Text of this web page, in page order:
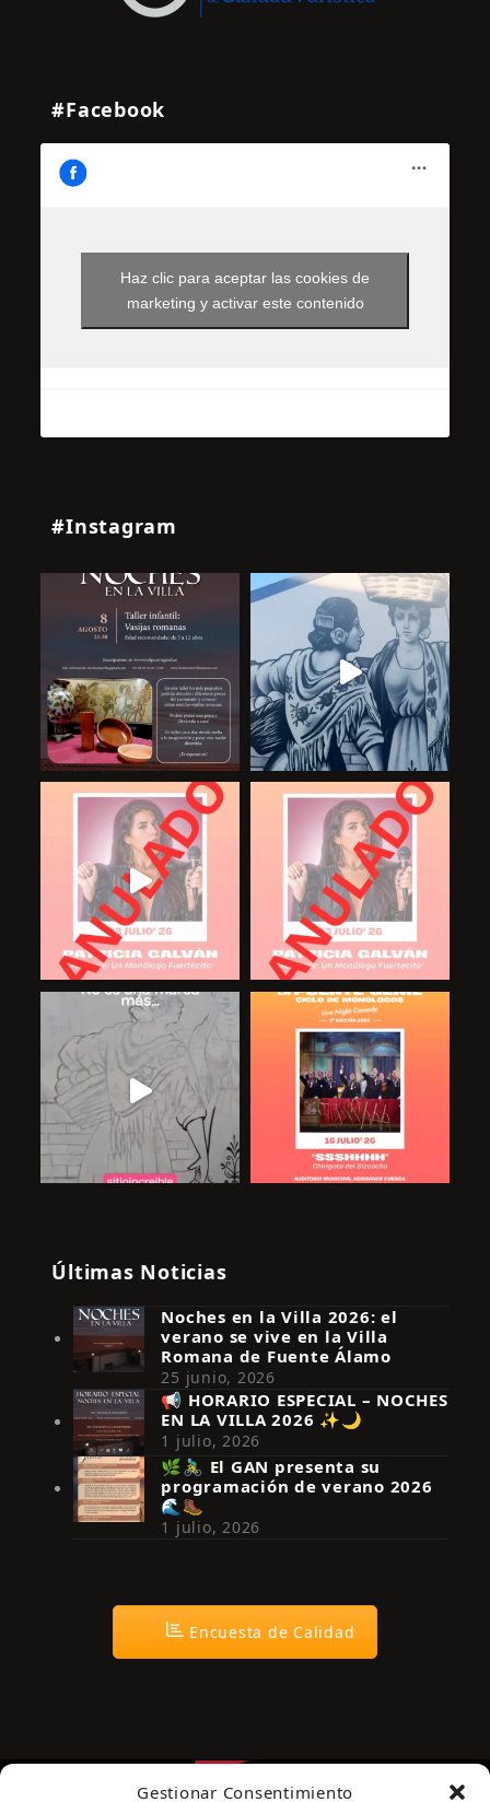
Gestionar Consentimiento
#Facebook
Haz clic para aceptar las cookies de
marketing y activar este contenido
#Instagram
Síguenos en Instagram
Últimas Noticias
Noches en la Villa 2026: el
verano se vive en la Villa
Romana de Fuente Álamo
25 junio, 2026
📢 HORARIO ESPECIAL – NOCHES
EN LA VILLA 2026 ✨🌙
1 julio, 2026
🌿🚴‍♂️ El GAN presenta su
programación de verano 2026
🌊🥾
1 julio, 2026
Encuesta de Calidad